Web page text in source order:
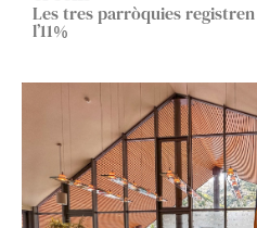
Les tres parròquies registren
l’11%